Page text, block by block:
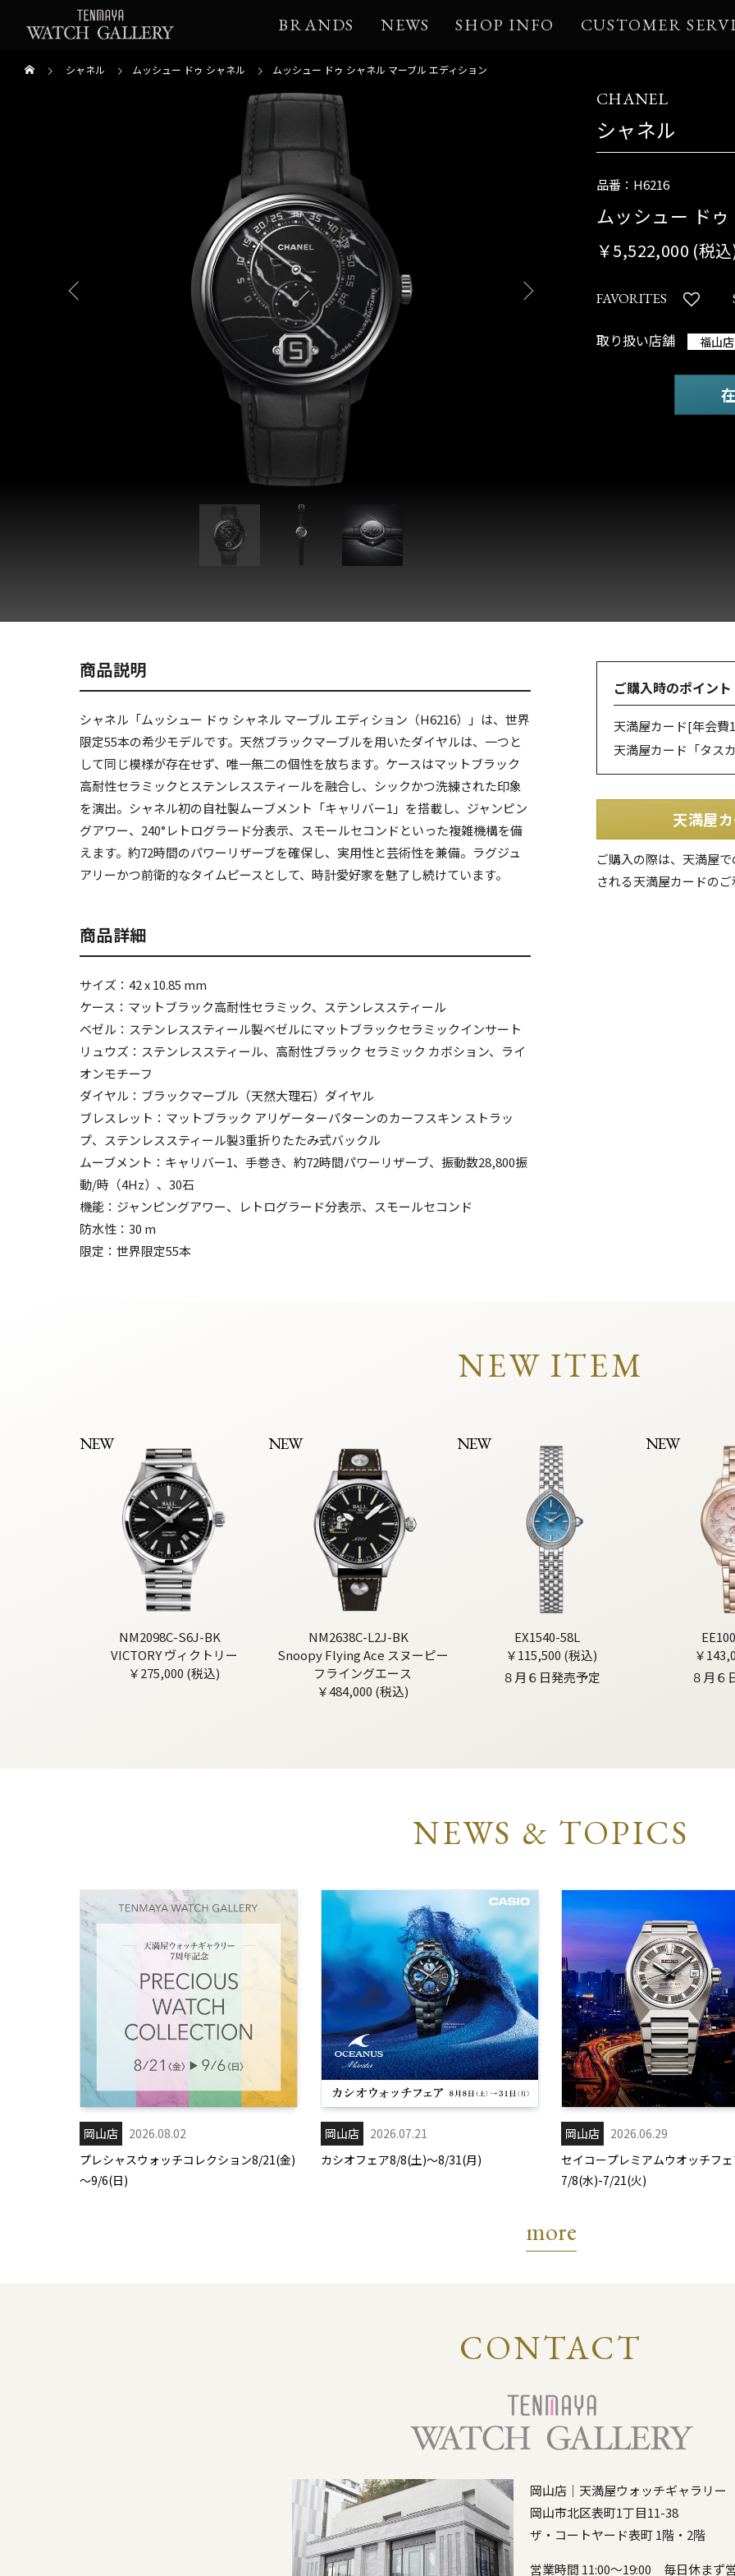
BRANDS NEWS SHOP INFO CUSTOMER
シャネル ムッシュー ドゥ シャネル ムッシュー ドゥ シャネル マーブル エディション
CHANEL
シャネル
品番：H6216
ムッシュー ド
￥5,522,000 (税
FAVORITES
取り扱い店舗 福山店
商品説明
シャネル「ムッシュー ドゥ シャネル マーブル エディション（H6216）」は、世界
限定55本の希少モデルです。天然ブラックマーブルを用いたダイヤルは、一つと
して同じ模様が存在せず、唯一無二の個性を放ちます。ケースはマットブラック
高耐性セラミックとステンレススティールを融合し、シックかつ洗練された印象
を演出。シャネル初の自社製ムーブメント「キャリバー1」を搭載し、ジャンピン
グアワー、240°レトログラード分表示、スモールセコンドといった複雑機構を備
えます。約72時間のパワーリザーブを確保し、実用性と芸術性を兼備。ラグジュ
アリーかつ前衛的なタイムピースとして、時計愛好家を魅了し続けています。
商品詳細
サイズ：42 x 10.85 mm
ケース：マットブラック高耐性セラミック、ステンレススティール
ベゼル：ステンレススティール製ベゼルにマットブラックセラミックインサート
リュウズ：ステンレススティール、高耐性ブラック セラミック カボション、ライ
オンモチーフ
ダイヤル：ブラックマーブル（天然大理石）ダイヤル
ブレスレット：マットブラック アリゲーターパターンのカーフスキン ストラッ
プ、ステンレススティール製3重折りたたみ式バックル
ムーブメント：キャリバー1、手巻き、約72時間パワーリザーブ、振動数28,800振
動/時（4Hz）、30石
機能：ジャンピングアワー、レトログラード分表示、スモールセコンド
防水性：30 m
限定：世界限定55本
ご購入時のポイント
天満屋カード[年会費
天満屋カード「タス
天満屋
ご購入の際は、天満屋
される天満屋カードの
NEW ITEM
NEW
NM2098C-S6J-BK
VICTORY ヴィクトリー
￥275,000 (税込)
NEW
NM2638C-L2J-BK
Snoopy Flying Ace スヌーピー
フライングエース
￥484,000 (税込)
NEW
EX1540-58L
￥115,500 (税込)
８月６日発売予定
NEW
￥
８月６
NEWS & TOPICS
岡山店
2026.08.02
プレシャスウォッチコレクション8/21(金)
～9/6(日)
岡山店
2026.07.21
カシオフェア8/8(土)～8/31(月)
岡山店
2026.06.29
セイコープレミアムウオッチフ
7/8(水)-7/21(火)
more
CONTACT
岡山店｜天満屋ウォッチギャラリー
岡山市北区表町1丁目11-38
ザ・コートヤード表町 1階・2階
営業時間 11:00～19:00 毎日休まず